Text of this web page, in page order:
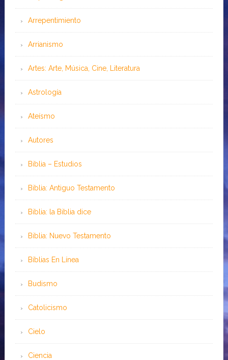
Arrepentimiento
Arrianismo
Artes: Arte, Música, Cine, Literatura
Astrología
Ateísmo
Autores
Biblia – Estudios
Biblia: Antiguo Testamento
Biblia: la Biblia dice
Biblia: Nuevo Testamento
Bíblias En Línea
Budismo
Catolicismo
Cielo
Ciencia